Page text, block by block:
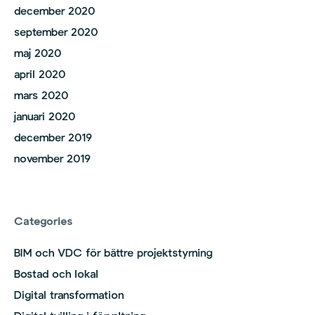
december 2020
september 2020
maj 2020
april 2020
mars 2020
januari 2020
december 2019
november 2019
Categories
BIM och VDC för bättre projektstyrning
Bostad och lokal
Digital transformation